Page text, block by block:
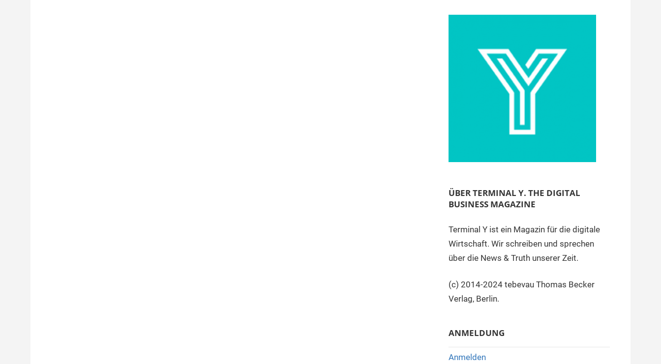
ÜBER TERMINAL Y. THE DIGITAL
BUSINESS MAGAZINE
Terminal Y ist ein Magazin für die digitale
Wirtschaft. Wir schreiben und sprechen
über die News & Truth unserer Zeit.
(c) 2014-2024 tebevau Thomas Becker
Verlag, Berlin.
ANMELDUNG
Anmelden